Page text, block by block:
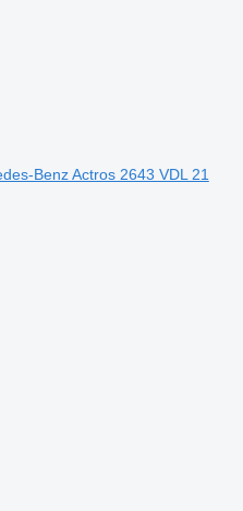
Benz Actros 2643 VDL 21